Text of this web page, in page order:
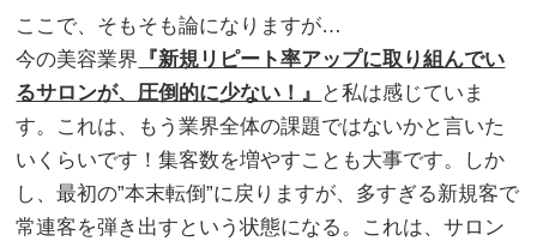
ここで、そもそも論になりますが…
今の美容業界 『新規リピート率アップに取り組んでい
るサロンが、圧倒的に少ない！』
と私は感じていま
す。これは、もう業界全体の課題ではないかと言いた
いくらいです！集客数を増やすことも大事です。しか
し、最初の”本末転倒”に戻りますが、多すぎる新規客で
常連客を弾き出すという状態になる。これは、サロン